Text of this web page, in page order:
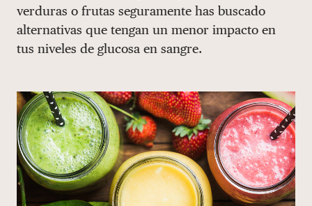
verduras o frutas seguramente has buscado
alternativas que tengan un menor impacto en
tus niveles de glucosa en sangre.